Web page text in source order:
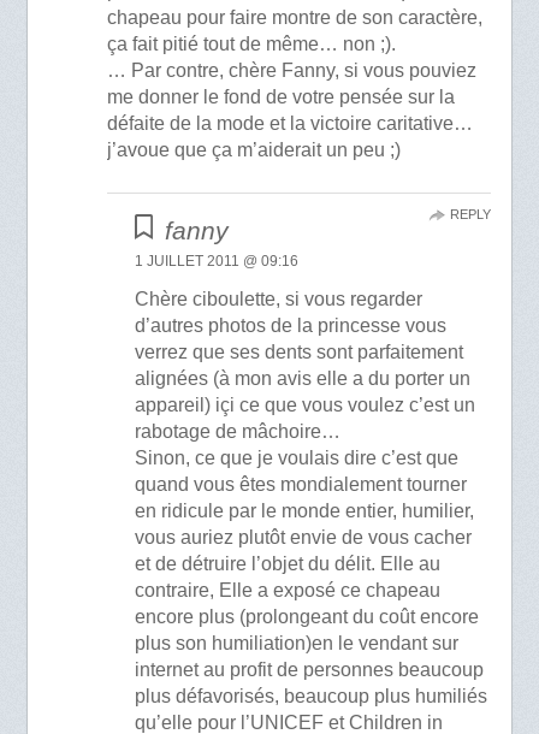
chapeau pour faire montre de son caractère,
ça fait pitié tout de même… non ;).
… Par contre, chère Fanny, si vous pouviez
me donner le fond de votre pensée sur la
défaite de la mode et la victoire caritative…
j’avoue que ça m’aiderait un peu ;)
fanny
1 JUILLET 2011 @ 09:16
Chère ciboulette, si vous regarder
d’autres photos de la princesse vous
verrez que ses dents sont parfaitement
alignées (à mon avis elle a du porter un
appareil) içi ce que vous voulez c’est un
rabotage de mâchoire…
Sinon, ce que je voulais dire c’est que
quand vous êtes mondialement tourner
en ridicule par le monde entier, humilier,
vous auriez plutôt envie de vous cacher
et de détruire l’objet du délit. Elle au
contraire, Elle a exposé ce chapeau
encore plus (prolongeant du coût encore
plus son humiliation)en le vendant sur
internet au profit de personnes beaucoup
plus défavorisés, beaucoup plus humiliés
qu’elle pour l’UNICEF et Children in
REPLY